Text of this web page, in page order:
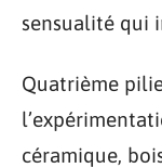
sensualité qui
Quatrième
céramique,